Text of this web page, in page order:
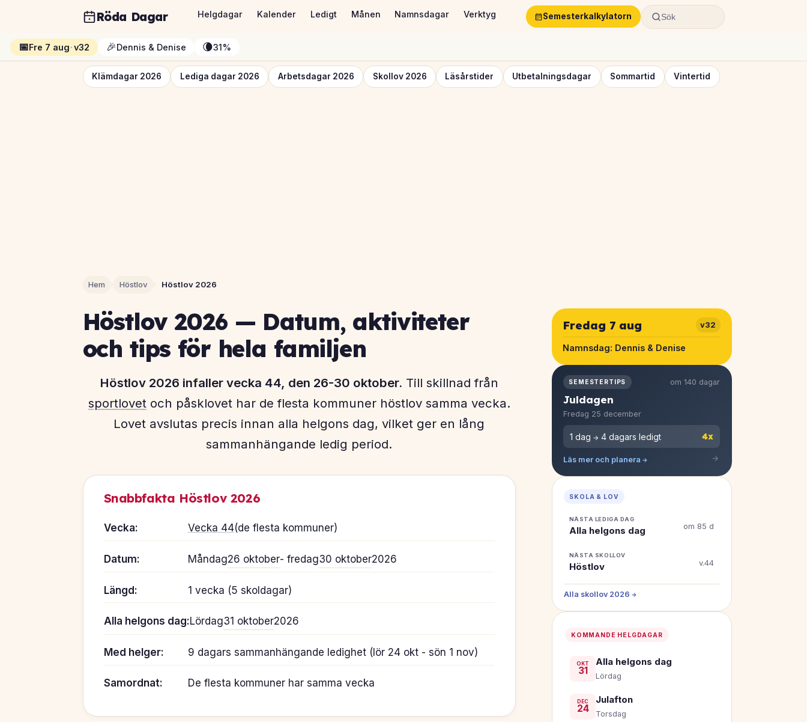
Röda Dagar Helgdagar Kalender Ledigt Månen Namnsdagar Verktyg Semesterkalkylatorn Sök
📅Fre 7 aug·v32 🎉Dennis & Denise 🌘31%
Klämdagar 2026 Lediga dagar 2026 Arbetsdagar 2026 Skollov 2026 Läsårstider Utbetalningsdagar Sommartid Vintertid
Hem › Höstlov › Höstlov 2026
Höstlov 2026 — Datum, aktiviteter
och tips för hela familjen
Höstlov 2026 infaller vecka 44, den 26-30 oktober. Till skillnad från
sportlovetoch påsklovet har de flesta kommuner höstlov samma vecka.
Lovet avslutas precis innan alla helgons dag, vilket ger en lång
sammanhängande ledig period.
Snabbfakta Höstlov 2026
Vecka: Vecka 44(de flesta kommuner)
Datum: Måndag26 oktober- fredag30 oktober2026
Längd: 1 vecka (5 skoldagar)
Alla helgons dag:Lördag31 oktober2026
Med helger: 9 dagars sammanhängande ledighet (lör 24 okt - sön 1 nov)
Samordnat: De flesta kommuner har samma vecka
Fredag 7 aug v32
Namnsdag: Dennis & Denise
SEMESTERTIPS om 140 dagar
Juldagen
Fredag 25 december
1 dag → 4 dagars ledigt 4x
Läs mer och planera →
SKOLA & LOV
NÄSTA LEDIGA DAG
Alla helgons dag om 85 d
NÄSTA SKOLLOV
Höstlov v.44
Alla skollov 2026 →
KOMMANDE HELGDAGAR
OKT
31
Alla helgons dag
Lördag
DEC
24
Julafton
Torsdag